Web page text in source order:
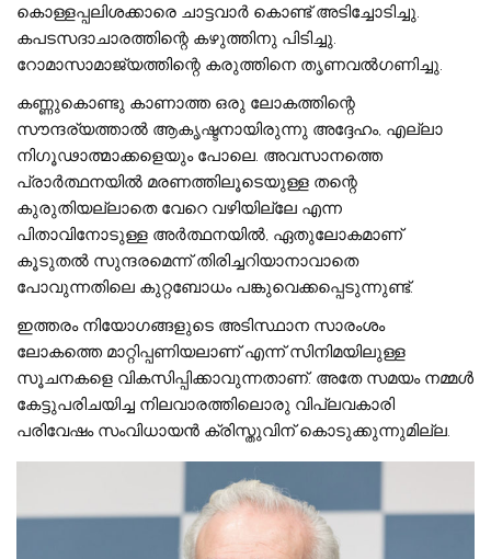
കൊള്ളപ്പലിശക്കാരെ ചാട്ടവാര്‍ കൊണ്ട് അടിച്ചോടിച്ചു.
കപടസദാചാരത്തിന്റെ കഴുത്തിനു പിടിച്ചു.
റോമാസാമാജ്യത്തിന്റെ കരുത്തിനെ തൃണവല്‍ഗണിച്ചു.
കണ്ണുകൊണ്ടു കാണാത്ത ഒരു ലോകത്തിന്റെ
സൗന്ദര്യത്താല്‍ ആകൃഷ്ടനായിരുന്നു അദ്ദേഹം, എല്ലാ
നിഗൂഢാത്മാക്കളെയും പോലെ. അവസാനത്തെ
പ്രാര്‍ത്ഥനയില്‍ മരണത്തിലൂടെയുള്ള തന്റെ
കുരുതിയല്ലാതെ വേറെ വഴിയില്ലേ എന്ന
പിതാവിനോടുള്ള അര്‍ത്ഥനയില്‍, ഏതുലോകമാണ്
കൂടുതല്‍ സുന്ദരമെന്ന് തിരിച്ചറിയാനാവാതെ
പോവുന്നതിലെ കുറ്റബോധം പങ്കുവെക്കപ്പെടുന്നുണ്ട്.
ഇത്തരം നിയോഗങ്ങളുടെ അടിസ്ഥാന സാരംശം
ലോകത്തെ മാറ്റിപ്പണിയലാണ് എന്ന് സിനിമയിലുള്ള
സൂചനകളെ വികസിപ്പിക്കാവുന്നതാണ്. അതേ സമയം നമ്മള്‍
കേട്ടുപരിചയിച്ച നിലവാരത്തിലൊരു വിപ്ലവകാരി
പരിവേഷം സംവിധായന്‍ ക്രിസ്തുവിന് കൊടുക്കുന്നുമില്ല.